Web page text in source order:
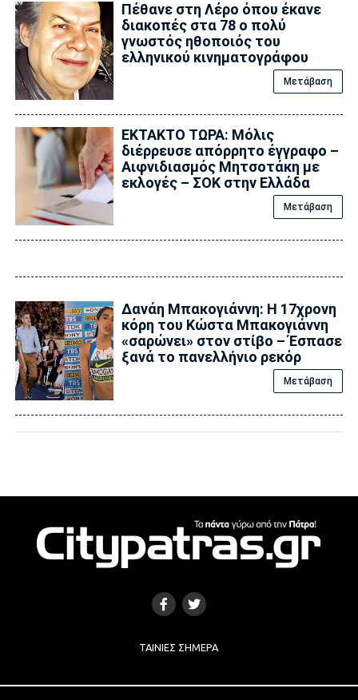
Πέθανε στη Λέρο όπου έκανε
διακοπές στα 78 ο πολύ
γνωστός ηθοποιός του
ελληνικού κινηματογράφου
Μετάβαση
ΕΚΤΑΚΤΟ ΤΩΡΑ: Μόλις
διέρρευσε απόρρητο έγγραφο –
Αιφνιδιασμός Μητσοτάκη με
εκλογές – ΣΟΚ στην Ελλάδα
Μετάβαση
Δανάη Μπακογιάννη: Η 17χρονη
κόρη του Κώστα Μπακογιάννη
«σαρώνει» στον στίβο – Έσπασε
ξανά το πανελλήνιο ρεκόρ
Μετάβαση
ΤΑΙΝΊΕΣ ΣΉΜΕΡΑ